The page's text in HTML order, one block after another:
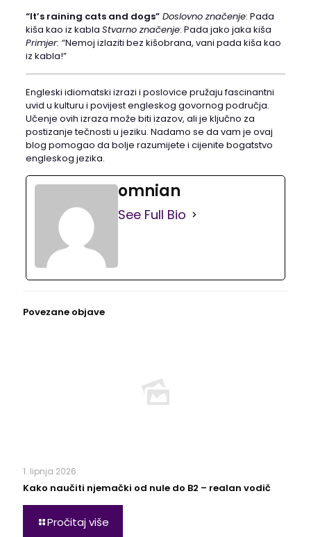
“It’s raining cats and dogs”Doslovno značenje: Pada
kiša kao iz kabla Stvarno značenje: Pada jako jaka kiša
Primjer: “Nemoj izlaziti bez kišobrana, vani pada kiša kao
iz kabla!”
Engleski idiomatski izrazi i poslovice pružaju fascinantni
uvid u kulturu i povijest engleskog govornog područja.
Učenje ovih izraza može biti izazov, ali je ključno za
postizanje tečnosti u jeziku. Nadamo se da vam je ovaj
blog pomogao da bolje razumijete i cijenite bogatstvo
engleskog jezika.
omnian
See Full Bio
Povezane objave
1. lipnja 2026.
Kako naučiti njemački od nule do B2 – realan vodič
Pročitaj više